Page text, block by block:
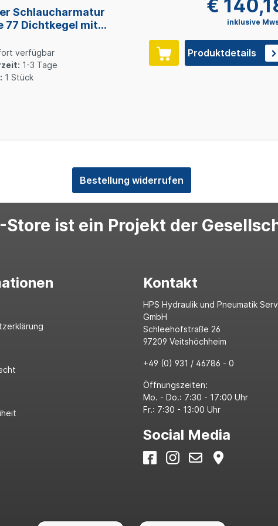
Schlaucharmatur
77 Dichtkegel mit
Size 20 (DN31), Stahl
Cr(VI)-frei
verfügbar
1-3 Tage
1 Stück
€
inklusive
Produktdetails
Bestellung widerrufen
Store ist ein Projekt der
Kontakt
HPS Hydraulik und Pneumatik
GmbH
Schleehofstraße 26
97209 Veitshöchheim
+49 (0) 931 / 46786 - 0
Öffnungszeiten:
Mo. - Do.: 7:30 - 17:00 Uhr
Fr.: 7:30 - 13:00 Uhr
Social Media